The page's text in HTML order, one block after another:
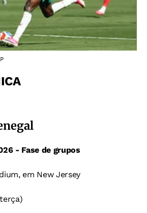
- Fase de grupos
em New Jersey